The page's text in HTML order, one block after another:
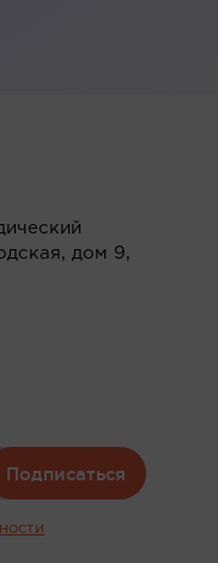
дом 9,
Подписаться